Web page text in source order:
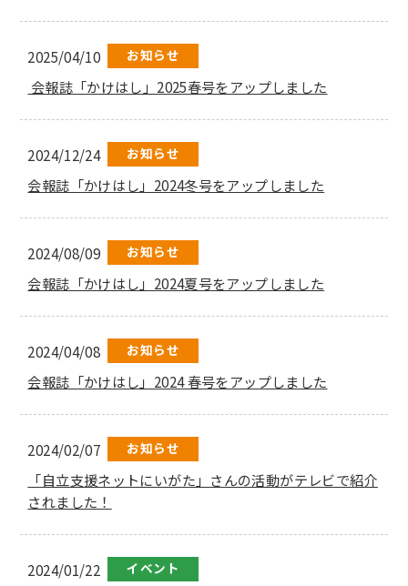
2025/04/10 お知らせ
会報誌「かけはし」2025春号をアップしました
2024/12/24 お知らせ
会報誌「かけはし」2024冬号をアップしました
2024/08/09 お知らせ
会報誌「かけはし」2024夏号をアップしました
2024/04/08 お知らせ
会報誌「かけはし」2024 春号をアップしました
2024/02/07 お知らせ
「自立支援ネットにいがた」さんの活動がテレビで紹介
されました！
2024/01/22 イベント